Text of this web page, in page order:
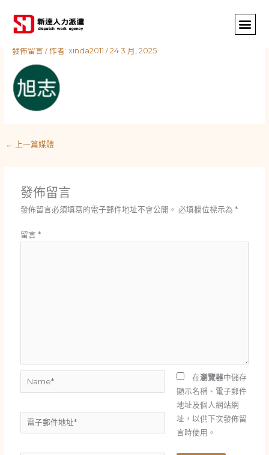
發佈留言 / 作者: xinda2011 / 24 3 月, 2025
← 上一篇媒體
發佈留言
發佈留言必須填寫的電子郵件地址不會公開。 必填欄位標示為*
留言*
Name*
電
子
在瀏覽器中儲存
顯示名稱、電子郵件
地址及個人網站網
址，以供下次發佈留
言時使用。